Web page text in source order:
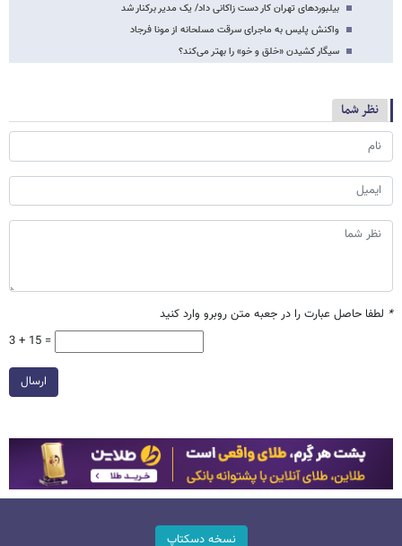
بیلبوردهای تهران کار دست زاکانی داد/ یک مدیر برکنار شد
واکنش پلیس به ماجرای سرقت مسلحانه از مونا فرجاد
سیگار کشیدن «خلق و خو» را بهتر می‌کند؟
نظر شما
* لطفا حاصل عبارت را در جعبه متن روبرو وارد کنید
3 + 15 =
ارسال
نسخه دسکتاپ